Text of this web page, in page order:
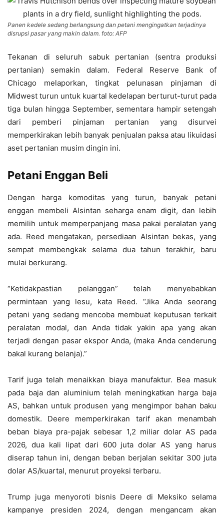
Panen kedele sedang berlangsung dan petani mengingatkan terjadinya
disrupsi pasar yang makin dalam. foto: AFP
Tekanan di seluruh sabuk pertanian (sentra produksi
pertanian) semakin dalam. Federal Reserve Bank of
Chicago melaporkan, tingkat pelunasan pinjaman di
Midwest turun untuk kuartal kedelapan berturut-turut pada
tiga bulan hingga September, sementara hampir setengah
dari pemberi pinjaman pertanian yang disurvei
memperkirakan lebih banyak penjualan paksa atau likuidasi
aset pertanian musim dingin ini.
Petani Enggan Beli
Dengan harga komoditas yang turun, banyak petani
enggan membeli Alsintan seharga enam digit, dan lebih
memilih untuk memperpanjang masa pakai peralatan yang
ada. Reed mengatakan, persediaan Alsintan bekas, yang
sempat membengkak selama dua tahun terakhir, baru
mulai berkurang.
“Ketidakpastian pelanggan” telah menyebabkan
permintaan yang lesu, kata Reed. “Jika Anda seorang
petani yang sedang mencoba membuat keputusan terkait
peralatan modal, dan Anda tidak yakin apa yang akan
terjadi dengan pasar ekspor Anda, (maka Anda cenderung
bakal kurang belanja).”
Tarif juga telah menaikkan biaya manufaktur. Bea masuk
pada baja dan aluminium telah meningkatkan harga baja
AS, bahkan untuk produsen yang mengimpor bahan baku
domestik. Deere memperkirakan tarif akan menambah
beban biaya pra-pajak sebesar 1,2 miliar dolar AS pada
2026, dua kali lipat dari 600 juta dolar AS yang harus
diserap tahun ini, dengan beban berjalan sekitar 300 juta
dolar AS/kuartal, menurut proyeksi terbaru.
Trump juga menyoroti bisnis Deere di Meksiko selama
kampanye presiden 2024, dengan mengancam akan